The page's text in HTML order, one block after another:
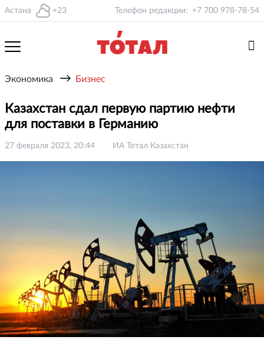
Астана +23 Телефон редакции: +7 700 978-78-54
Экономика → Бизнес
Казахстан сдал первую партию нефти
для поставки в Германию
27 февраля 2023, 20:44 ИА Тотал Казахстан